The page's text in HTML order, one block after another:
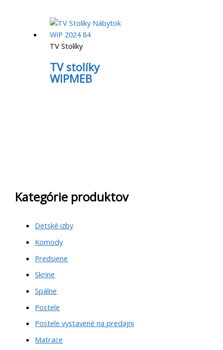
Kategórie produktov
Detské izby
Komody
Predsiene
Skrine
Spálne
Postele
Postele vystavené na predajni
Matrace
TV Stolíky
TV stolíky
WIPMEB